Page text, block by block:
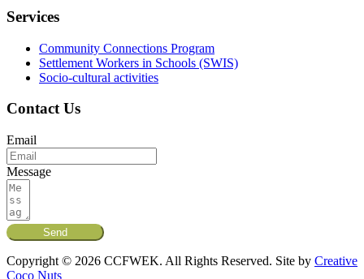
Services
Community Connections Program
Settlement Workers in Schools (SWIS)
Socio-cultural activities
Contact Us
Email
Message
Send
Copyright © 2026 CCFWEK. All Rights Reserved. Site by Creative
Coco Nuts